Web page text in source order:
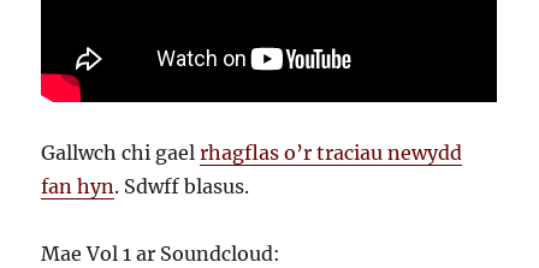
Gallwch chi gaelrhagflas o’r traciau newydd
fan hyn. Sdwff blasus.
Mae Vol 1 ar Soundcloud: